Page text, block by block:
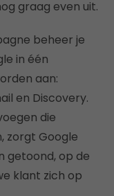
graag even uit.
beheer je
in één
aan:
en Discovery.
die
zorgt Google
getoond, op de
klant zich op